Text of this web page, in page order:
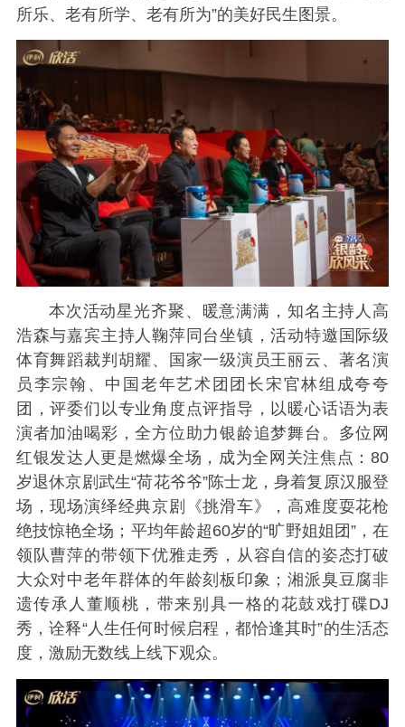
所乐、老有所学、老有所为”的美好民生图景。
本次活动星光齐聚、暖意满满，知名主持人高
浩森与嘉宾主持人鞠萍同台坐镇，活动特邀国际级
体育舞蹈裁判胡耀、国家一级演员王丽云、著名演
员李宗翰、中国老年艺术团团长宋官林组成夸夸
团，评委们以专业角度点评指导，以暖心话语为表
演者加油喝彩，全方位助力银龄追梦舞台。多位网
红银发达人更是燃爆全场，成为全网关注焦点：80
岁退休京剧武生“荷花爷爷”陈士龙，身着复原汉服登
场，现场演绎经典京剧《挑滑车》，高难度耍花枪
绝技惊艳全场；平均年龄超60岁的“旷野姐姐团”，在
领队曹萍的带领下优雅走秀，从容自信的姿态打破
大众对中老年群体的年龄刻板印象；湘派臭豆腐非
遗传承人董顺桃，带来别具一格的花鼓戏打碟DJ
秀，诠释“人生任何时候启程，都恰逢其时”的生活态
度，激励无数线上线下观众。